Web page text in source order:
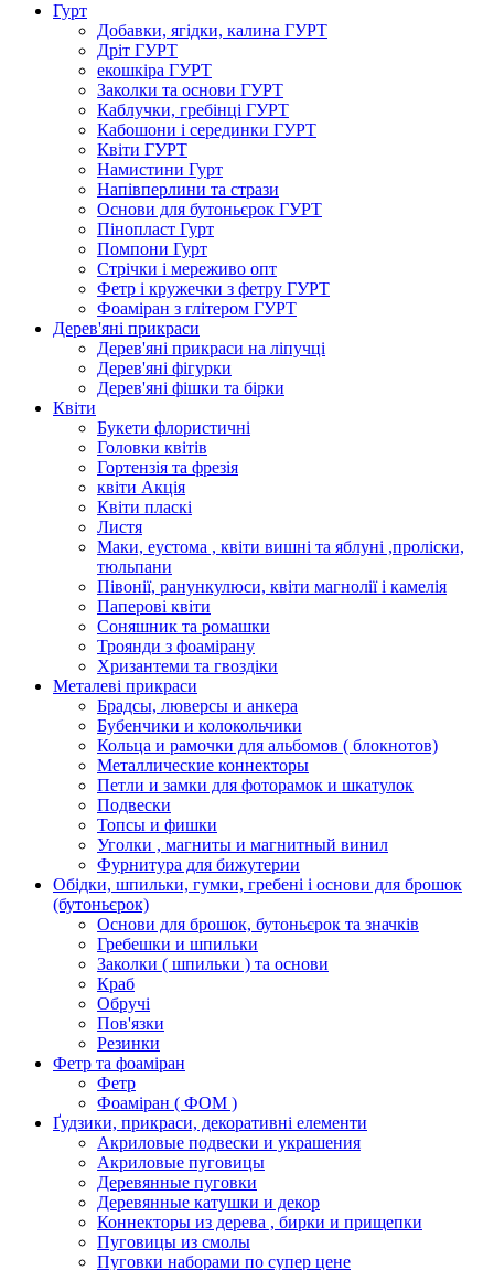
Гурт
Добавки, ягідки, калина ГУРТ
Дріт ГУРТ
екошкіра ГУРТ
Заколки та основи ГУРТ
Каблучки, гребінці ГУРТ
Кабошони і серединки ГУРТ
Квіти ГУРТ
Намистини Гурт
Напівперлини та стрази
Основи для бутоньєрок ГУРТ
Пінопласт Гурт
Помпони Гурт
Стрічки і мереживо опт
Фетр і кружечки з фетру ГУРТ
Фоаміран з глітером ГУРТ
Дерев'яні прикраси
Дерев'яні прикраси на ліпучці
Дерев'яні фігурки
Дерев'яні фішки та бірки
Квіти
Букети флористичні
Головки квітів
Гортензія та фрезія
квіти Акція
Квіти пласкі
Листя
Маки, еустома , квіти вишні та яблуні ,проліски,
тюльпани
Півонії, ранункулюси, квіти магнолії і камелія
Паперові квіти
Соняшник та ромашки
Троянди з фоамірану
Хризантеми та гвоздіки
Металеві прикраси
Брадсы, люверсы и анкера
Бубенчики и колокольчики
Кольца и рамочки для альбомов ( блокнотов)
Металлические коннекторы
Петли и замки для фоторамок и шкатулок
Подвески
Топсы и фишки
Уголки , магниты и магнитный винил
Фурнитура для бижутерии
Обідки, шпильки, гумки, гребені і основи для брошок
(бутоньєрок)
Основи для брошок, бутоньєрок та значків
Гребешки и шпильки
Заколки ( шпильки ) та основи
Краб
Обручі
Пов'язки
Резинки
Фетр та фоаміран
Фетр
Фоаміран ( ФОМ )
Ґудзики, прикраси, декоративні елементи
Акриловые подвески и украшения
Акриловые пуговицы
Деревянные пуговки
Деревянные катушки и декор
Коннекторы из дерева , бирки и прищепки
Пуговицы из смолы
Пуговки наборами по супер цене